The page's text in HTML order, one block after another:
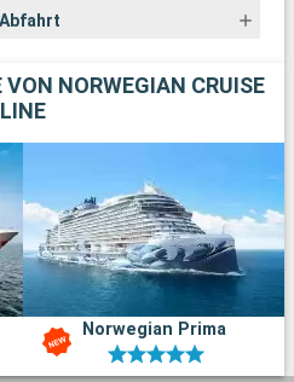
NORWEGIAN CRUISE
LINE
Norwegian Prima